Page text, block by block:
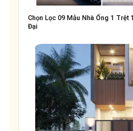
Chọn Lọc 09 Mẫu Nhà Ống 1
Đại